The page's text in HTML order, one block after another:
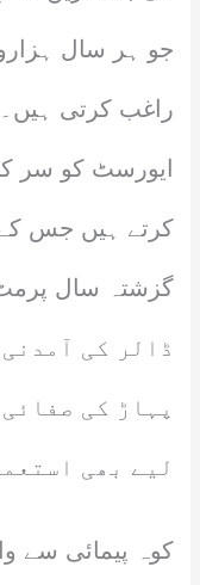
جو ہر سال
راغب کرتی ہیں۔
ایورسٹ کو سر
کرتے ہیں جس کے
ڈالر کی
پہاڑ کی
لیے بھی
کوہ پیمائی سے